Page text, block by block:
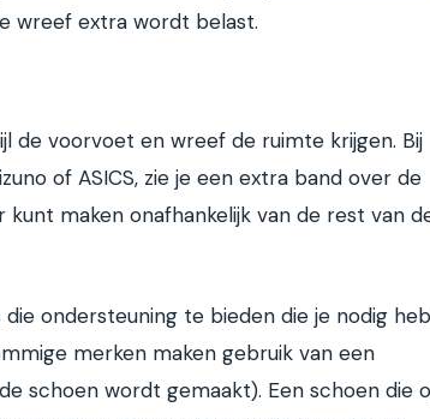
wreef extra wordt belast.
de voorvoet en wreef de ruimte krijgen. Bij
of ASICS, zie je een extra band over de
maken onafhankelijk van de rest van
ondersteuning te bieden die je nodig
merken maken gebruik van een
schoen wordt gemaakt). Een schoen die